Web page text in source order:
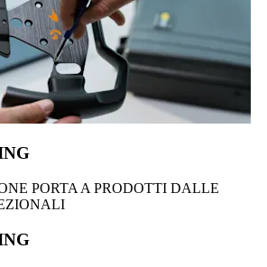
PORTA A PRODOTTI DALLE